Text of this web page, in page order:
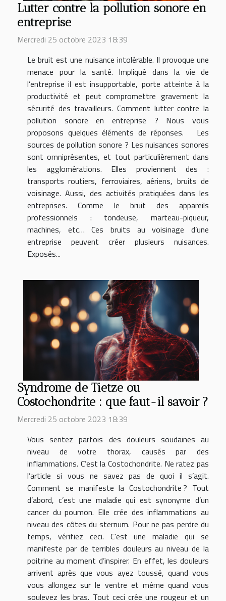
Lutter contre la pollution sonore en
entreprise
Mercredi 25 octobre 2023 18:39
Le bruit est une nuisance intolérable. Il provoque une
menace pour la santé. Impliqué dans la vie de
l’entreprise il est insupportable, porte atteinte à la
productivité et peut compromettre gravement la
sécurité des travailleurs. Comment lutter contre la
pollution sonore en entreprise ? Nous vous
proposons quelques éléments de réponses. Les
sources de pollution sonore ? Les nuisances sonores
sont omniprésentes, et tout particulièrement dans
les agglomérations. Elles proviennent des :
transports routiers, ferroviaires, aériens, bruits de
voisinage. Aussi, des activités pratiquées dans les
entreprises. Comme le bruit des appareils
professionnels : tondeuse, marteau-piqueur,
machines, etc… Ces bruits au voisinage d’une
entreprise peuvent créer plusieurs nuisances.
Exposés...
Syndrome de Tietze ou
Costochondrite : que faut-il savoir ?
Mercredi 25 octobre 2023 18:39
Vous sentez parfois des douleurs soudaines au
niveau de votre thorax, causés par des
inflammations. C’est la Costochondrite. Ne ratez pas
l’article si vous ne savez pas de quoi il s’agit.
Comment se manifeste la Costochondrite ? Tout
d’abord, c’est une maladie qui est synonyme d’un
cancer du poumon. Elle crée des inflammations au
niveau des côtes du sternum. Pour ne pas perdre du
temps, vérifiez ceci. C’est une maladie qui se
manifeste par de terribles douleurs au niveau de la
poitrine au moment d’inspirer. En effet, les douleurs
arrivent après que vous ayez toussé, quand vous
vous allongez sur le ventre et même quand vous
soulevez les bras. Tout ceci crée une rougeur et un